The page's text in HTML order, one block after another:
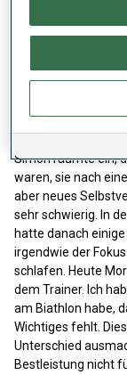
extrem hart, meine
überragend.
nicht zu schnell
Rhythmus. Am
Supertag für mich.“
Intensives
Simon räumte ein,
waren, sie nach
aber neues
sehr schwierig. In
hatte danach
irgendwie der
schlafen. Heute
dem Trainer. Ich
am Biathlon habe,
Wichtiges fehlt.
Unterschied
Bestleistung nicht